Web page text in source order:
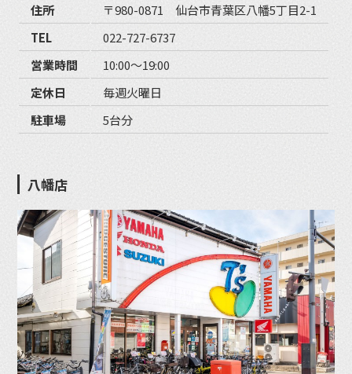
住所
〒980-0871 仙台市青葉区八幡5丁目2-1
TEL
022-727-6737
営業時間
10:00〜19:00
定休日
毎週火曜日
駐車場
5台分
八幡店